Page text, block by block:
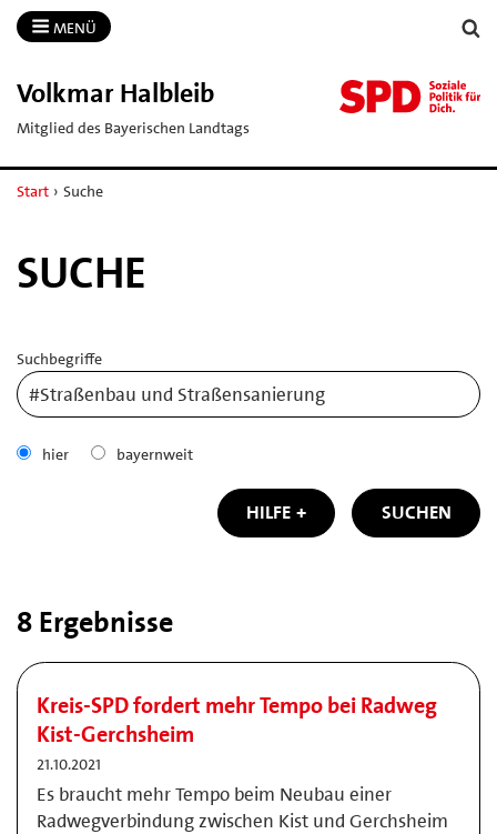
MENÜ
Volkmar Halbleib
Mitglied des Bayerischen Landtags
Start › Suche
SUCHE
Suchbegriffe
hier bayernweit
HILFE SUCHEN
8 Ergebnisse
Kreis-SPD fordert mehr Tempo bei Radweg
Kist-Gerchsheim
21.10.2021
Es braucht mehr Tempo beim Neubau einer
Radwegverbindung zwischen Kist und Gerchsheim